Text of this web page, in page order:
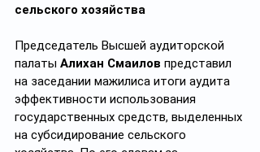
сельского хозяйства
Председатель Высшей аудиторской
палаты Алихан Смаилов представил
на заседании мажилиса итоги аудита
эффективности использования
государственных средств, выделенных
на субсидирование сельского